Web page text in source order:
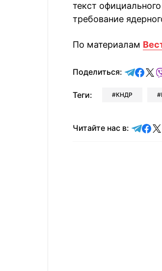
текст
требование
По материалам
Поделиться:
Теги: КНДР
Читайте нас в: